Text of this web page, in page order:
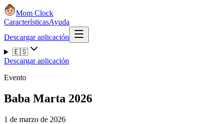
Mom Clock
CaracterísticasAyuda
Descargar aplicación
🇪🇸
Descargar aplicación
Evento
Baba Marta 2026
1 de marzo de 2026